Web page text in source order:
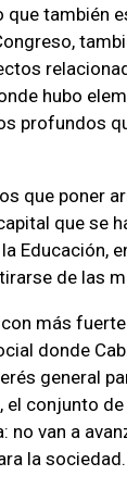
también
hubo
profundos
que poner
que se
Educación,
de las
más
donde
general
conjunto
van a
la sociedad.